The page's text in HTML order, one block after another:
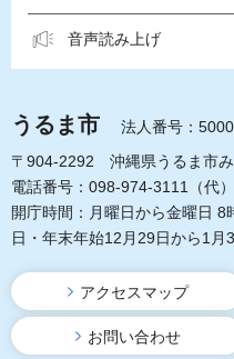
音声読み上げ
うるま市
法人番号：
〒904-2292 沖縄県うるま市
電話番号：098-974-3111（代）
開庁時間：月曜日から金曜日
日・年末年始12月29日から1月
アクセスマップ
お問い合わせ